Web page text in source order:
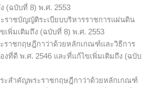
(ฉบับที่ 8) พ.ศ. 2553
ราชบัญญัติระเบียบบริหารราชการแผ่นดิน
เพิ่มเติมถึง (ฉบับที่ 8) พ.ศ. 2553
ราชกฤษฎีกาว่าด้วยหลักเกณฑ์และวิธีการ
งที่ดี พ.ศ. 2546 และที่แก้ไขเพิ่มเติมถึง (ฉบับ
ะสำคัญพระราชกฤษฎีกาว่าด้วยหลักเกณฑ์